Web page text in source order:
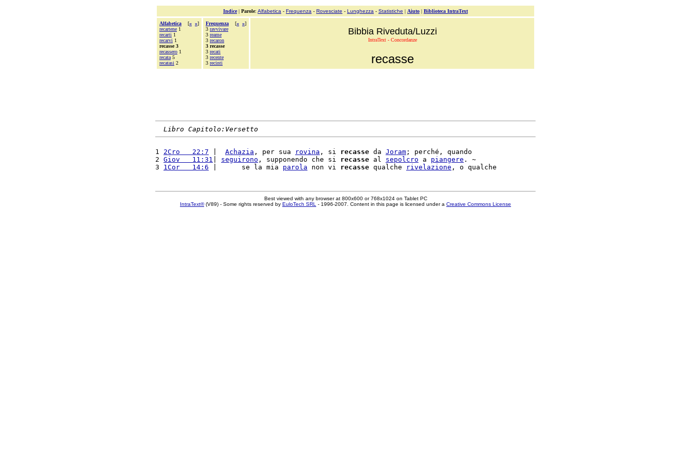
Indice| Parole: Alfabetica - Frequenza - Rovesciate - Lunghezza - Statistiche | Aiuto | Biblioteca IntraText
Alfabetica [« »]
recartene 1
recarti 1
recarvi 1
recasse 3
recassero 1
recata 5
recatasi 2
Frequenza [« »]
3 ravvivare
3 reame
3 recaron
3 recasse
3 recati
3 recente
3 recinti
Bibbia Riveduta/Luzzi
IntraText - Concordanze
recasse
Libro Capitolo:Versetto
1 2Cro   22:7 Achazia , per sua rovina , si recasse da Joram ; perché, quando
2 Giov   11:31 seguirono , supponendo che si recasse al sepolcro a piangere . ~
3 1Cor   14:6 |      se la mia parola non vi recasse qualche rivelazione
Best viewed with any browser at 800x600 or 768x1024 on Tablet PC
IntraText®(V89) - Some rights reserved by EuloTech SRL - 1996-2007. Content in this page is licensed under a Creative Commons License